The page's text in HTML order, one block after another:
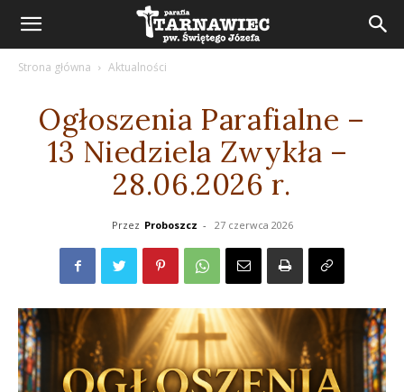
Strona główna Aktualności
Ogłoszenia Parafialne –
13 Niedziela Zwykła –
28.06.2026 r.
Przez Proboszcz - 27 czerwca 2026